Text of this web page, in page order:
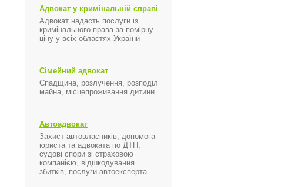
Адвокат у кримінальній справі
Адвокат надасть послуги із
кримінального права за помірну
ціну у всіх областях України
Сімейний адвокат
Спадщина, розлучення, розподіл
майна, місцепроживання дитини
Автоадвокат
Захист автовласників, допомога
юриста та адвоката по ДТП,
судові спори зі страховою
компанією, відшкодування
збитків, послуги автоексперта